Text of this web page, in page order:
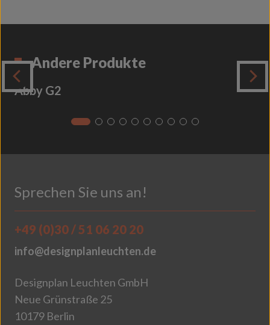
Andere Produkte
Abby G2
Sprechen Sie uns an!
+49 (0)30 / 51 06 20 20
info@designplanleuchten.de
Designplan Leuchten GmbH
Neue Grünstraße 25
10179 Berlin